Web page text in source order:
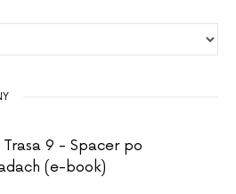
Trasa 9 - Spacer po
(e-book)